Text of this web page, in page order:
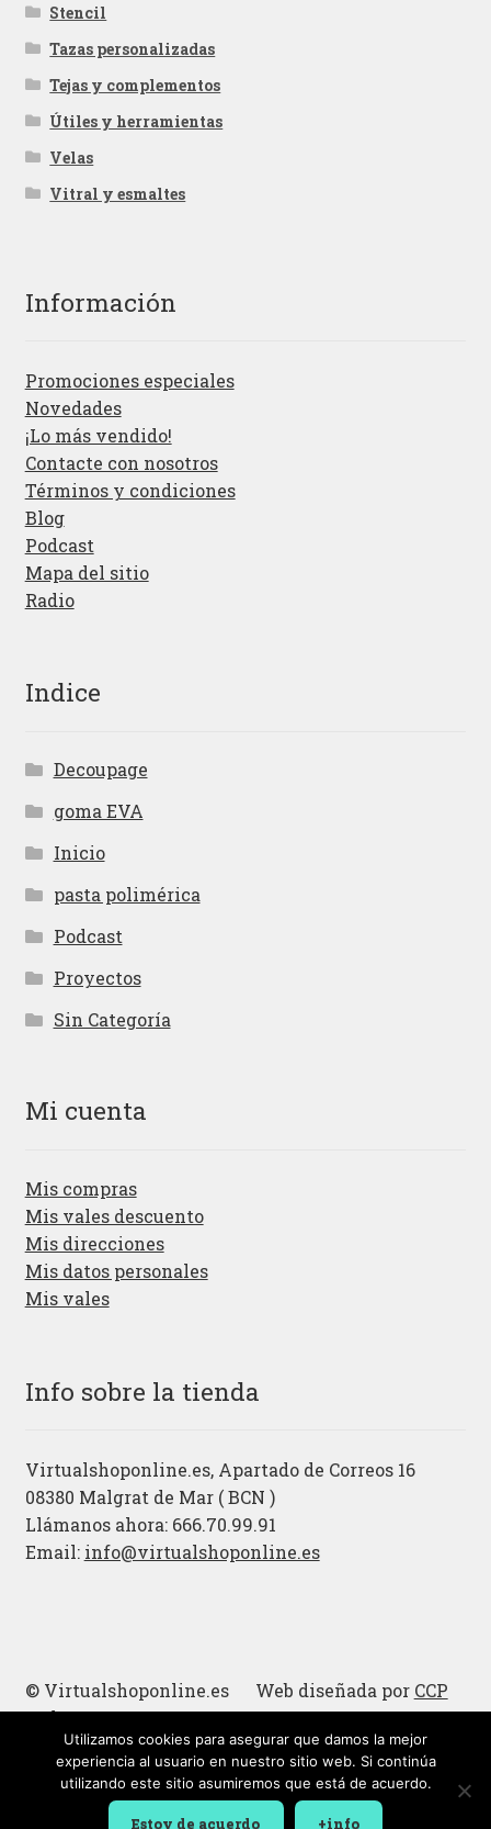
Stencil
Tazas personalizadas
Tejas y complementos
Útiles y herramientas
Velas
Vitral y esmaltes
Información
Promociones especiales
Novedades
¡Lo más vendido!
Contacte con nosotros
Términos y condiciones
Blog
Podcast
Mapa del sitio
Radio
Indice
Decoupage
goma EVA
Inicio
pasta polimérica
Podcast
Proyectos
Sin Categoría
Mi cuenta
Mis compras
Mis vales descuento
Mis direcciones
Mis datos personales
Mis vales
Info sobre la tienda
Virtualshoponline.es, Apartado de Correos 16
08380 Malgrat de Mar ( BCN )
Llámanos ahora: 666.70.99.91
Email: info@virtualshoponline.es
© Virtualshoponline.es Web diseñada por CCP
Cadena
Cucharas de madera
Utilizamos cookies para asegurar que damos la mejor
experiencia al usuario en nuestro sitio web. Si continúa
utilizando este sitio asumiremos que está de acuerdo.
Estoy de acuerdo +info